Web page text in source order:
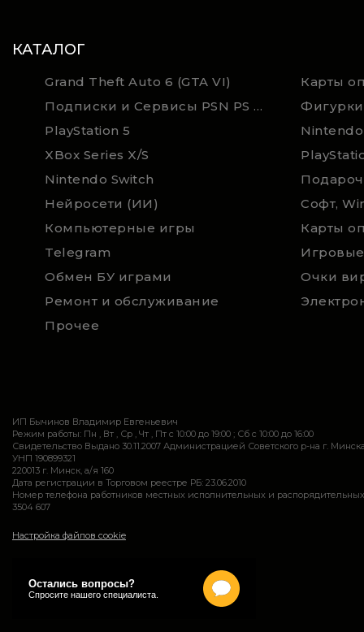
КАТАЛОГ
Grand Theft Auto 6 (GTA VI)
Подписки и Сервисы PSN PS Plus и XBOX Game Pass (Оплата картой)
PlayStation 5
XBox Series X/S
Nintendo Switch
Нейросети (ИИ)
Софт,
Компьютерные игры
Telegram
Обмен БУ играми
Очки
Ремонт и обслуживание
Прочее
ИП Бычинов Владимир Евгеньевич
Режим работы: Пн , Вт , Ср , Чт , Пт c 10:00 до 19:00 ; Сб c 10:00 до 16:00
Свидетельство Выдано 30.11.2007 Администрацией Советского р-на г. Минска
УНП 190899321
220013 г. Минск, а/я 160
Дата регистрации в Торговом реестре РБ: 23.06.2010
Номер телефона работников местных исполнительных и
3504 607
Настройка файлов cookie